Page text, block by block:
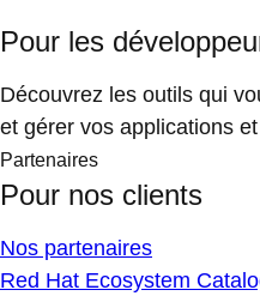
Pour les
Découvrez les outils qui
et gérer vos applications
Partenaires
Pour nos clients
Nos partenaires
Red Hat Ecosystem